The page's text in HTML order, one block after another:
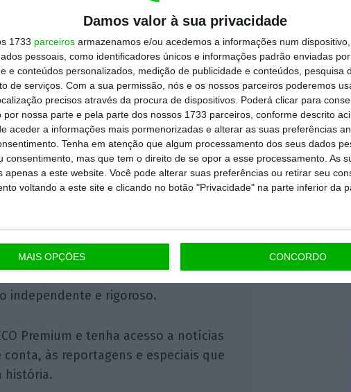
Damos valor à sua privacidade
1733 parceiros armazenamos e/ou acedemos a informações num
pessoais, como identificadores únicos e informações padrão enviadas
e conteúdos personalizados, medição de publicidade e conteúdos, pesquisa
de serviços. Com a sua permissão, nós e os nossos parceiros poderemos
precisos através da procura de dispositivos. Poderá clicar para
por nossa parte e pela parte dos nossos 1733 parceiros, conforme descrito
aceder a informações mais pormenorizadas e alterar as suas preferências
Tenha em atenção que algum processamento dos seus dados
consentimento, mas que tem o direito de se opor a esse processamento. As
apenas a este website. Você pode alterar suas preferências ou retirar seu
voltando a este site e clicando no botão "Privacidade" na parte inferior da
MAIS OPÇÕES CONCORDO
hóspedes com idade superior a 12 anos que
turístico no concelho de Almada e abrange
hotéis-apartamento e pousadas),
turísticos, conjuntos turísticos (resorts),
rural, alojamento local e parques de
https://eco.sapo.pt/2026/06/02/almada-lanca-plataforma-eletronica-para-a-taxa-municipal-turistica/ Copiar
ECO Premium
é mais importante do que
independente e rigoroso.
Premium e tenha acesso a notícias
às reportagens e especiais que
história.